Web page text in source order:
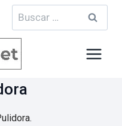
Buscar: